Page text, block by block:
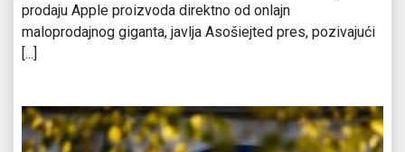
prodaju Apple proizvoda direktno od onlajn
maloprodajnog giganta, javlja Asošiejted pres, pozivajući
[...]